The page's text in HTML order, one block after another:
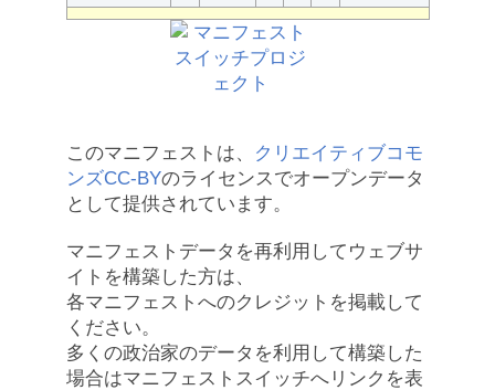
このマニフェストは、
クリエイティブコモ
ンズCC-BYのライセンスでオープンデータ
として提供されています。
マニフェストデータを再利用してウェブサ
イトを構築した方は、
各マニフェストへのクレジットを掲載して
ください。
多くの政治家のデータを利用して構築した
場合はマニフェストスイッチへリンクを表